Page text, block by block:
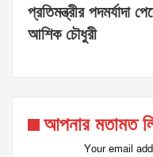
প্রতিমন্ত্রীর পদমর্যাদা
আশিক চৌধুরী
আপনার মতামত
Your email